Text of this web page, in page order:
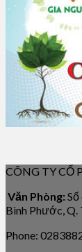
CÔNG TY CỔ
Văn Phòng:
Bình Phước,
Phone: